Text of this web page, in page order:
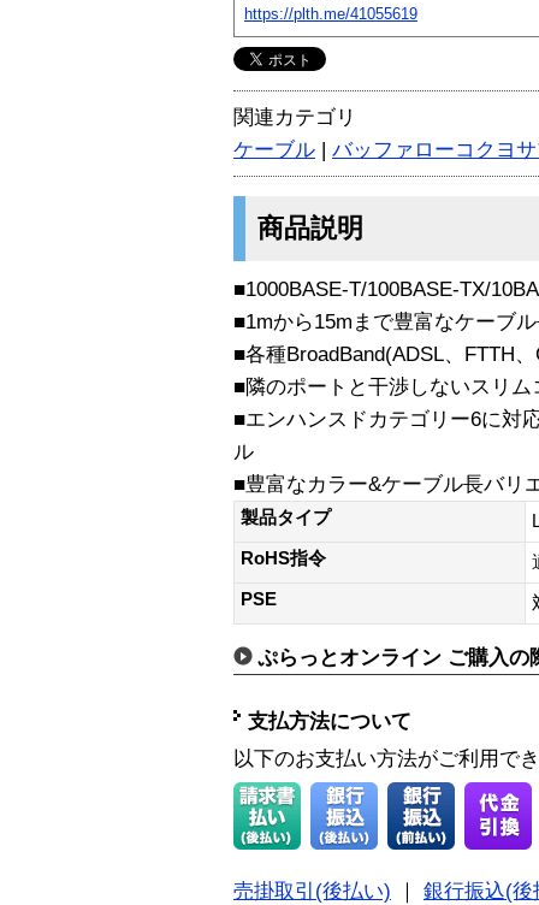
https://plth.me/41055619
関連カテゴリ
ケーブル | バッファローコクヨ
商品説明
■1000BASE-T/100BASE-TX/
■1mから15mまで豊富なケーブ
■各種BroadBand(ADSL、FTTH
■隣のポートと干渉しないスリム
■エンハンスドカテゴリー6に対
ル
■豊富なカラー&ケーブル長バリ
製品タイプ
RoHS指令
PSE
ぷらっとオンライン ご購入の
支払方法について
以下のお支払い方法がご利用で
売掛取引(後払い)
銀行振込(後